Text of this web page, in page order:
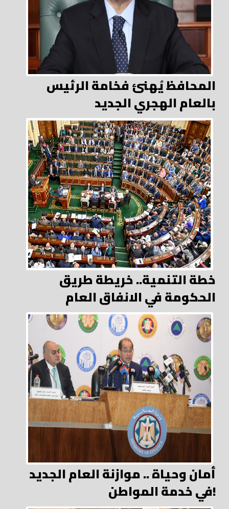
المحافظ يُهنئ فخامة الرئيس
بالعام الهجري الجديد
خطة التنمية.. خريطة طريق
الحكومة في الانفاق العام
أمان وحياة .. موازنة العام الجديد
في خدمة المواطن!